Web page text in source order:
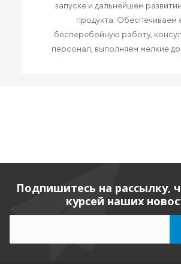
запуске и дальнейшем
продукта. Обеспечиваем
бесперебойную работу,
персонал, выполняем мелкие
Подпишитесь на рассылку,
курсей наших